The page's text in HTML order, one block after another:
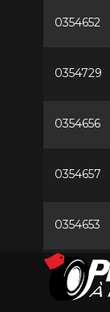
0354652
0354729
0354656
0354657
0354653